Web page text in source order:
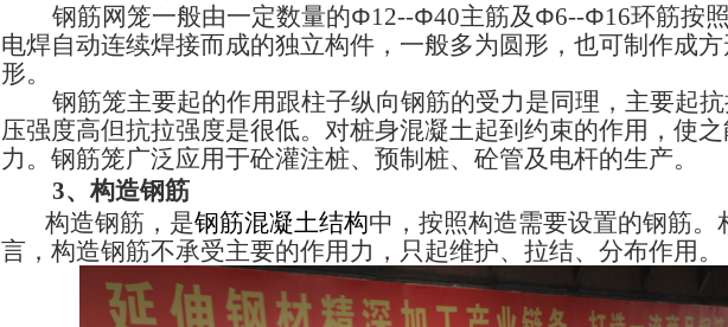
钢筋网笼一般由一定数量的Φ12--Φ40主筋及 Φ6--Φ16环筋按
电焊自动连续焊接而成的独立构件，一般多为圆形，也可制作成
形。
钢筋笼主要起的作用跟柱子纵向钢筋的受力是同理，主要起
压强度高但抗拉强度是很低。对桩身混凝土起到约束的作用，使
力。钢筋笼广泛应用于砼灌注桩、预制桩、砼管及电杆的生产。
3、构造钢筋
构造钢筋，是钢筋混凝土结构中，按照构造需要设置的钢筋。
言，构造钢筋不承受主要的作用力，只起维护、拉结、分布作用。